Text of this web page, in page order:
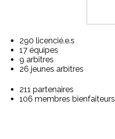
290 licencié.e.s
17 équipes
9 arbitres
26 jeunes arbitres
211 partenaires
106 membres bienfaiteurs